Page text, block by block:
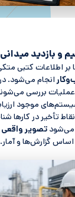
بر اطلاعات کتبی
انجام می‌شود.
عملیات بررسی
موجود
تأخیر در کارها
می‌شود تصویر واقعی
گزارش‌ها و آمار.